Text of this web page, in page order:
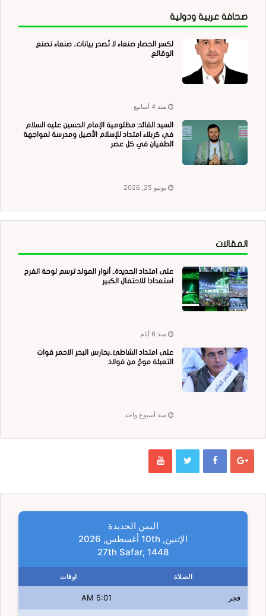
صحافة عربية ودولية
لكسر الحصار صنعاء لا تُصدر بيانات.. صنعاء تصنع
الوقائع
منذ 4 أسابيع
السيد القائد: مظلومية الإمام الحسين عليه السلام
في كربلاء امتداد للإسلام الأصيل ومدرسة لمواجهة
الطغيان في كل عصر
يونيو 25, 2026
المقالات
على امتداد الحديدة.. أنوار المولد ترسم لوحة الفرح
استعدادا للاحتفال الكبير
منذ 6 أيام
على امتداد الشاطئ..بحارس البحر الاحمر قوات
التعبئة موجٌ من فولاذ
منذ أسبوع واحد
اليمن الحديدة
الإثنين, 10th أغسطس, 2026
27th Safar, 1448
الصلاة اوقات
فجر 5:01 AM